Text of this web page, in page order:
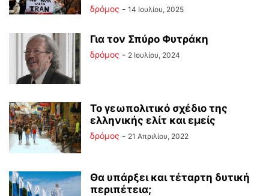
δρόμος - 14 Ιουλίου, 2025
Για τον Σπύρο Φυτράκη
δρόμος - 2 Ιουλίου, 2024
Το γεωπολιτικό σχέδιο της
ελληνικής ελίτ και εμείς
δρόμος - 21 Απριλίου, 2022
Θα υπάρξει και τέταρτη δυτική
περιπέτεια;